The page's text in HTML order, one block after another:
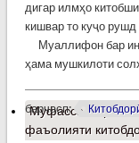
дигар илмҳо
кишвар то куҷо рушд
Муаллифон бар ин
ҳама мушкилоти
барчасп:
Муфассалтаро
фаъолияти